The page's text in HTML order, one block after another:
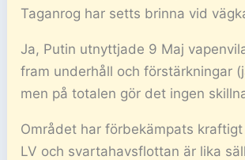
Taganrog har setts brinna vid
Ja, Putin utnyttjade 9 Maj
fram underhåll och förstärkningar
men på totalen gör det ingen
Området har förbekämpats
LV och svartahavsflottan är lika